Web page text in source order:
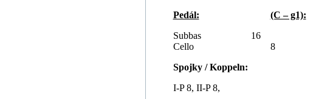
Pedál:
(C – g1):
Subbas
16
Cello
8
Spojky / Koppeln:
I-P 8, II-P 8,